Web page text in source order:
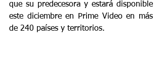
que su predecesora y estará disponible
este diciembre en Prime Video en más
de 240 países y territorios.